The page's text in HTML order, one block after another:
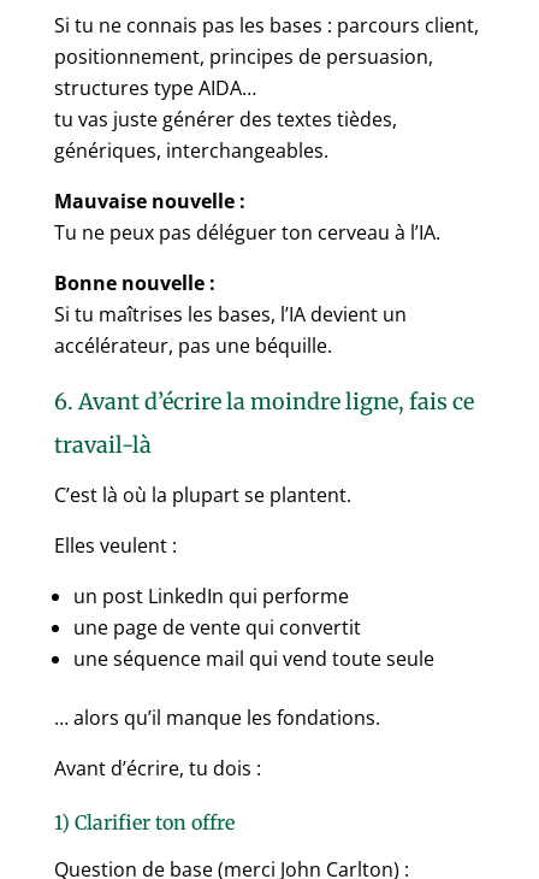
Si tu ne connais pas les bases : parcours client,
positionnement, principes de persuasion,
structures type AIDA…
tu vas juste générer des textes tièdes,
génériques, interchangeables.
Mauvaise nouvelle :
Tu ne peux pas déléguer ton cerveau à l’IA.
Bonne nouvelle :
Si tu maîtrises les bases, l’IA devient un
accélérateur, pas une béquille.
6. Avant d’écrire la moindre ligne, fais ce
travail-là
C’est là où la plupart se plantent.
Elles veulent :
un post LinkedIn qui performe
une page de vente qui convertit
une séquence mail qui vend toute seule
… alors qu’il manque les fondations.
Avant d’écrire, tu dois :
1) Clarifier ton offre
Question de base (merci John Carlton) :